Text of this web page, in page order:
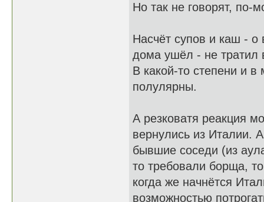
Но так не говорят,
Насчёт супов и каш - о
дома ушёл - не тратил
В какой-то степени и
полулярны.
А резковатя реакция
вернулись из Италии.
бывшие соседи (из
то требовали борща,
когда же начнётся
возможностью